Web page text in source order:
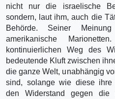
nicht nur die israelische
sondern, laut ihm, auch die
Behörde. Seiner
amerikanische
kontinuierlichen Weg des
bedeutende Kluft zwischen
die ganze Welt, unabhängig
sind, solange wie diese ihre
den Widerstand gegen die